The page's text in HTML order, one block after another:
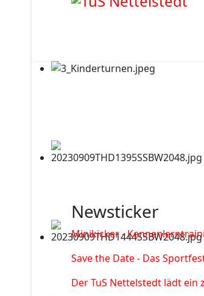
Newsticker
Minikicker -
Save the Date - Das
Der TuS Nettelstedt lädt ein